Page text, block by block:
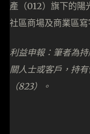
產（012）旗下的陽
社區商場及商業區
利益申報：筆者為
關人士或客戶，持
（823）。